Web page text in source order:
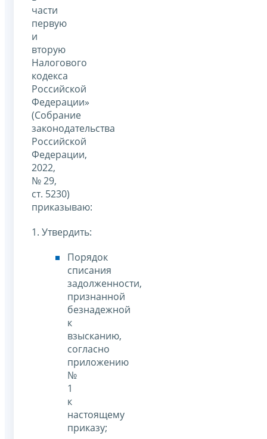
части
первую
и
вторую
Налогового
кодекса
Российской
Федерации»
(Собрание
законодательства
Российской
Федерации,
2022,
№ 29,
ст. 5230)
приказываю:
1. Утвердить:
Порядок
списания
задолженности,
признанной
безнадежной
к
взысканию,
согласно
приложению
№
1
к
настоящему
приказу;